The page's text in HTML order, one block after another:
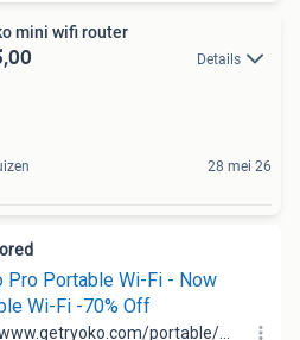
mini wifi router
Details
28 mei 26